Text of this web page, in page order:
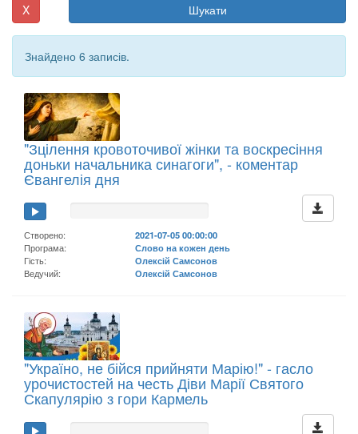
X Шукати
Знайдено 6 записів.
"Зцілення кровоточивої жінки та воскресіння
доньки начальника синагоги", - коментар
Євангелія дня
Створено:
2021-07-05 00:00:00
Програма:
Слово на кожен день
Гість:
Олексій Самсонов
Ведучий:
Олексій Самсонов
"Україно, не бійся прийняти Марію!" - гасло
урочистостей на честь Діви Марії Святого
Скапулярію з гори Кармель